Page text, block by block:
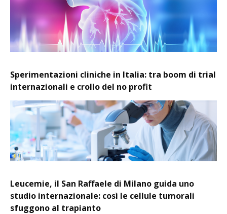
Sperimentazioni cliniche in Italia: tra boom di trial
internazionali e crollo del no profit
Leucemie, il San Raffaele di Milano guida uno
studio internazionale: così le cellule tumorali
sfuggono al trapianto